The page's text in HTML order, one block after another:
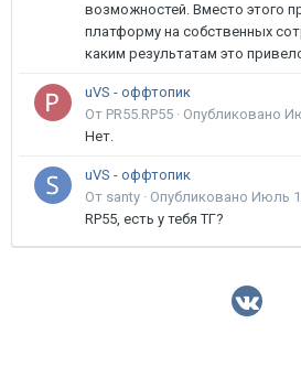
возможностей. Вместо этого
платформу на собственных
каким результатам это
uVS - оффтопик
От PR55.RP55 · Опубликовано
Нет.
uVS - оффтопик
От santy · Опубликовано Июль
RP55, есть у тебя ТГ?